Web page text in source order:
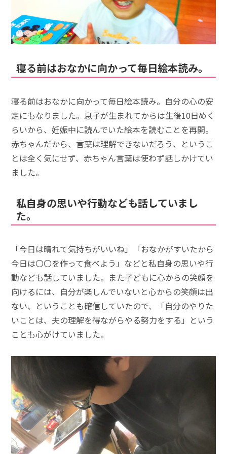
寝る前はおなかに向かって毎日絵本読み。
寝る前はおなかに向かって毎日絵本読み。自分の心の安
定にもなりました。息子が生まれてからは生後10日めく
らいから、妊娠中に読んでいた絵本を読むことを再開。
赤ちゃんだから、言葉は理解できないだろう、というこ
とは全く気にせず、赤ちゃん言葉は使わず話しかけてい
ました。
私自身の思いや行動なども話していまし
た。
「今日は晴れて気持ちがいいね」「おなかがすいたから
今日は〇〇を作って食べよう」などと私自身の思いや行
動なども話していました。また子どもに心からの笑顔を
向けるには、自分が楽しんでいないと心からの笑顔は出
ない、ということも確信していたので、「自分のやりた
いことは、夫の理解を得ながらやる努力をする」という
ことも心がけていました。